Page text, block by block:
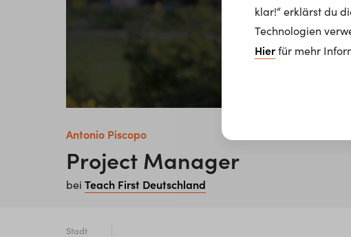
Antonio Piscopo
Project Manager
bei Teach First Deutschland
Stadt
klar!“ erklärst du
Technologien
Hierfür mehr